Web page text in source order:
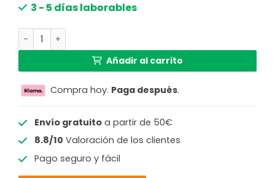
3 - 5 días laborables
Lámpara de techo moderna de vidrio ahumado Toy
Añadir al carrito
Compra hoy. Paga después.
Envío gratuitoa partir de 50€
8.8/10 Valoración de los clientes
Pago seguro y fácil